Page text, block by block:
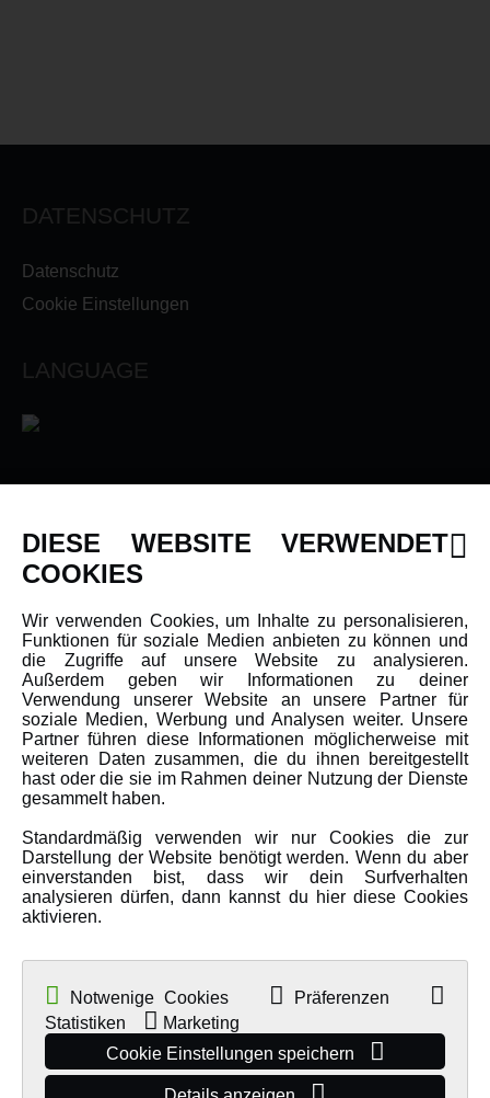
DATENSCHUTZ
Datenschutz
Cookie Einstellungen
LANGUAGE
Newsletter
Karriere
Amewi Kataloge
MEHR VON AMEWI
AMXRacing - Qualitäts RC-Zubehör
Malinos - Die kreative Seite von Amewi
Werden Sie Amewi Händler
Amewi B2B-Shop
DIESE WEBSITE VERWENDET
COOKIES
Wir verwenden Cookies, um Inhalte zu personalisieren,
Funktionen für soziale Medien anbieten zu können und
die Zugriffe auf unsere Website zu analysieren.
Außerdem geben wir Informationen zu deiner
Verwendung unserer Website an unsere Partner für
soziale Medien, Werbung und Analysen weiter. Unsere
Partner führen diese Informationen möglicherweise mit
weiteren Daten zusammen, die du ihnen bereitgestellt
hast oder die sie im Rahmen deiner Nutzung der Dienste
gesammelt haben.
Standardmäßig verwenden wir nur Cookies die zur
Darstellung der Website benötigt werden. Wenn du aber
einverstanden bist, dass wir dein Surfverhalten
analysieren dürfen, dann kannst du hier diese Cookies
aktivieren.
Notwenige Cookies
Präferenzen
Statistiken
Marketing
Cookie Einstellungen speichern